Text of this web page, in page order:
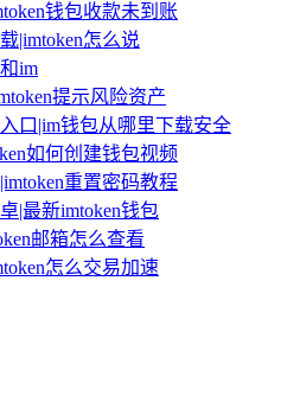
钱包收款未到账
|imtoken怎么说
im
提示风险资产
口|im钱包从哪里下载安全
如何创建钱包视频
重置密码教程
|最新imtoken钱包
邮箱怎么查看
怎么交易加速